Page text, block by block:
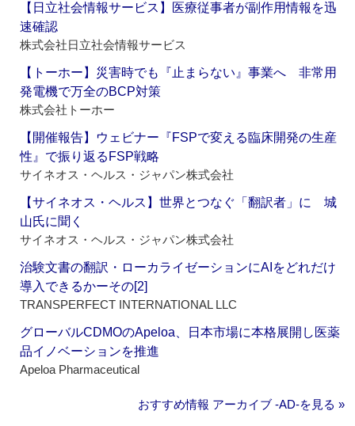
【日立社会情報サービス】医療従事者が副作用情報を迅
速確認
株式会社日立社会情報サービス
【トーホー】災害時でも『止まらない』事業へ 非常用
発電機で万全のBCP対策
株式会社トーホー
【開催報告】ウェビナー『FSPで変える臨床開発の生産
性』で振り返るFSP戦略
サイネオス・ヘルス・ジャパン株式会社
【サイネオス・ヘルス】世界とつなぐ「翻訳者」に 城
山氏に聞く
サイネオス・ヘルス・ジャパン株式会社
治験文書の翻訳・ローカライゼーションにAIをどれだけ
導入できるかーその[2]
TRANSPERFECT INTERNATIONAL LLC
グローバルCDMOのApeloa、日本市場に本格展開し医薬
品イノベーションを推進
Apeloa Pharmaceutical
おすすめ情報 アーカイブ ‐AD‐を見る »